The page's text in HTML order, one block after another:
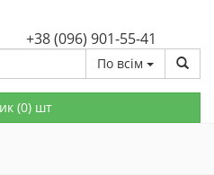
+38 (096) 901-55-41
По всім
(0) шт